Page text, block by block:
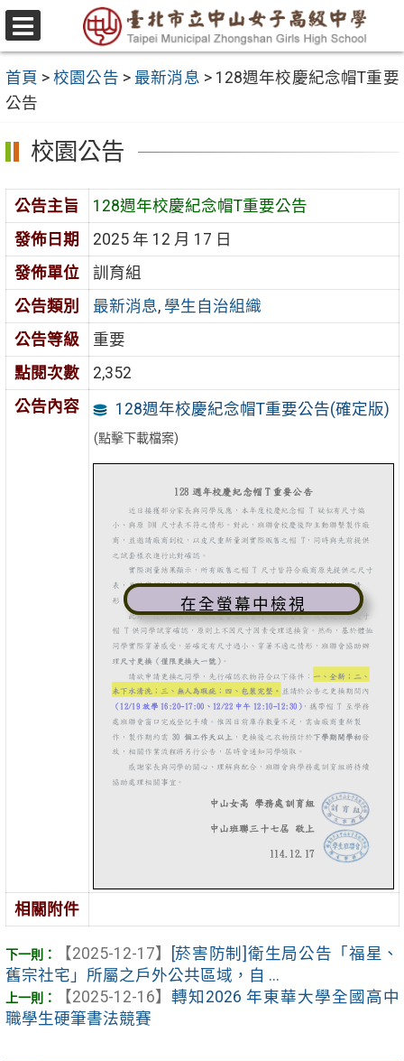
跳
至
要
內
容
區
選
單
首頁 >校園公告 > 最新消息 > 128週年校慶紀念帽T重要
公告
校園公告
公告主旨
128週年校慶紀念帽T重要公告
發佈日期
2025 年 12 月 17 日
發佈單位
訓育組
公告類別
最新消息, 學生自治組織
公告等級
重要
點閱次數
2,352
公告內容
128週年校慶紀念帽T重要公告(確定版)
(點擊下載檔案)
在全螢幕中檢視
相關附件
【2025-12-17】
[菸害防制]衛生局公告「福星、
舊宗社宅」所屬之戶外公共區域，自 ...
【2025-12-16】 轉知2026 年東華大學全國高中
職學生硬筆書法競賽